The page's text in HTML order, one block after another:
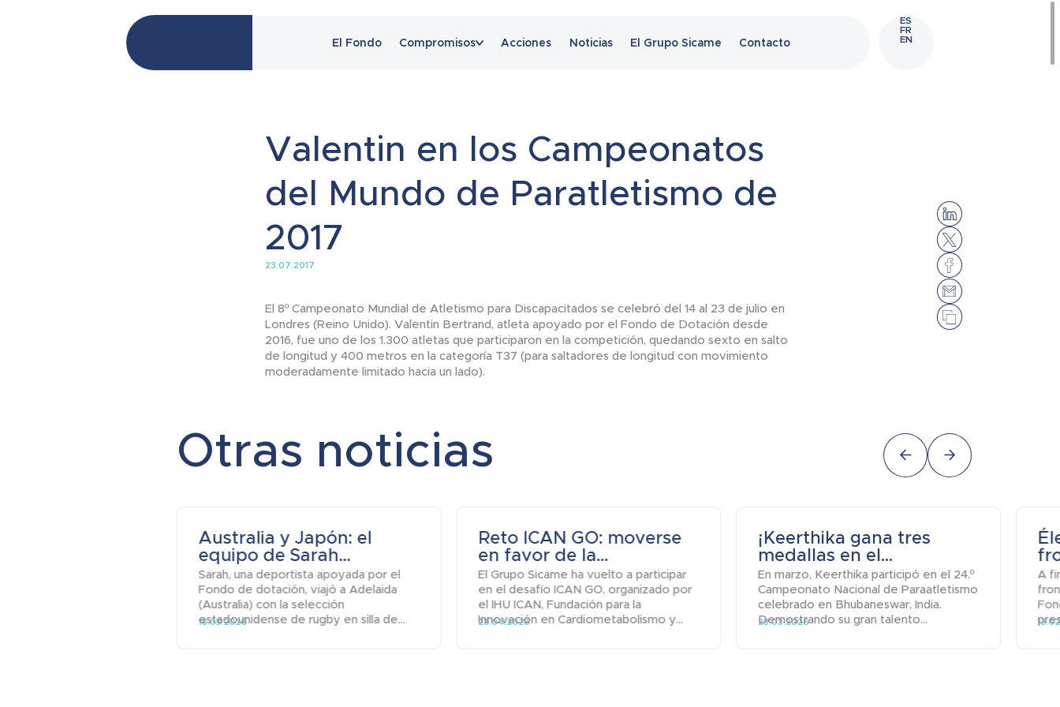
El Fondo Compromisos Acciones Noticias El Grupo Sicame Contacto
FR
EN
ES
Noticias
Valentin en los Campeonatos
del Mundo de Paratletismo de
2017
23.07.2017
El 8º Campeonato Mundial de Atletismo para Discapacitados se celebró del 14 al 23 de julio en
Londres (Reino Unido). Valentin Bertrand, atleta apoyado por el Fondo de Dotación desde
2016, fue uno de los 1.300 atletas que participaron en la competición, quedando sexto en salto
de longitud y 400 metros en la categoría T37 (para saltadores de longitud con movimiento
moderadamente limitado hacia un lado).
Otras noticias
Australia y Japón: el
equipo de Sarah...
Sarah, una deportista apoyada por el
Fondo de dotación, viajó a Adelaida
(Australia) con la selección
estadounidense de rugby en silla de...
18.05.2026
Reto ICAN GO: moverse
en favor de la...
El Grupo Sicame ha vuelto a participar
en el desafío ICAN GO, organizado por
el IHU ICAN, Fundación para la
Innovación en Cardiometabolismo y...
28.04.2026
¡Keerthika gana tres
medallas en el...
En marzo, Keerthika participó en el 24.º
Campeonato Nacional de Paraatletismo
celebrado en Bhubaneswar, India.
Demostrando su gran talento...
28.03.2026
A